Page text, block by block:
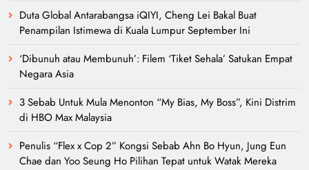
Duta Global Antarabangsa iQIYI, Cheng Lei Bakal Buat
Penampilan Istimewa di Kuala Lumpur September Ini
‘Dibunuh atau Membunuh’: Filem ‘Tiket Sehala’ Satukan Empat
Negara Asia
3 Sebab Untuk Mula Menonton “My Bias, My Boss”, Kini Distrim
di HBO Max Malaysia
Penulis “Flex x Cop 2” Kongsi Sebab Ahn Bo Hyun, Jung Eun
Chae dan Yoo Seung Ho Pilihan Tepat untuk Watak Mereka